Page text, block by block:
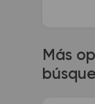
Más